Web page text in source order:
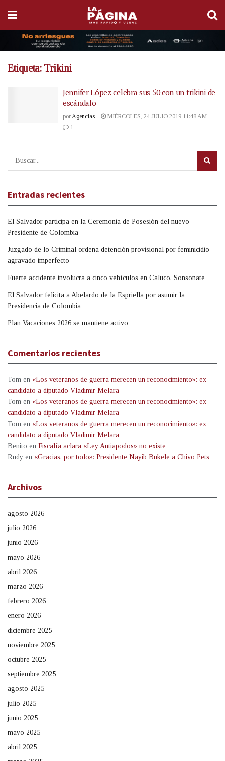
Etiqueta: Trikini
Jennifer López celebra sus 50 con un trikini de
escándalo
por Agencias
MIÉRCOLES, 24 JULIO 2019 11:48 AM
1
Entradas recientes
El Salvador participa en la Ceremonia de Posesión del nuevo
Presidente de Colombia
Juzgado de lo Criminal ordena detención provisional por feminicidio
agravado imperfecto
Fuerte accidente involucra a cinco vehículos en Caluco, Sonsonate
El Salvador felicita a Abelardo de la Espriella por asumir la
Presidencia de Colombia
Plan Vacaciones 2026 se mantiene activo
Comentarios recientes
Tom en «Los veteranos de guerra merecen un reconocimiento»: ex
candidato a diputado Vladimir Melara
Tom en «Los veteranos de guerra merecen un reconocimiento»: ex
candidato a diputado Vladimir Melara
Tom en «Los veteranos de guerra merecen un reconocimiento»: ex
candidato a diputado Vladimir Melara
Benito en Fiscalía aclara «Ley Antiapodos» no existe
Rudy en «Gracias, por todo»: Presidente Nayib Bukele a Chivo Pets
Archivos
agosto 2026
julio 2026
junio 2026
mayo 2026
abril 2026
marzo 2026
febrero 2026
enero 2026
diciembre 2025
noviembre 2025
octubre 2025
septiembre 2025
agosto 2025
julio 2025
junio 2025
mayo 2025
abril 2025